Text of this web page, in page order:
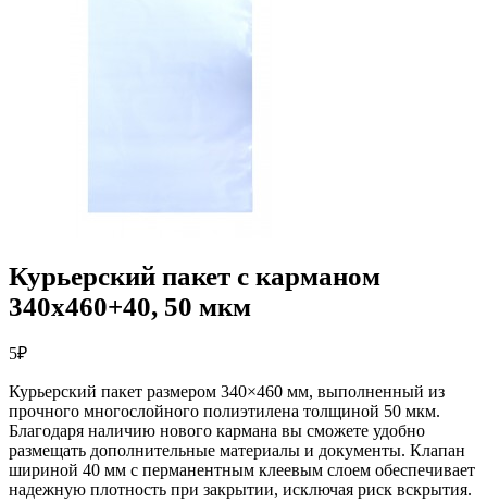
Курьерский пакет с карманом
340х460+40, 50 мкм
5₽
Курьерский пакет размером 340×460 мм, выполненный из
прочного многослойного полиэтилена толщиной 50 мкм.
Благодаря наличию нового кармана вы сможете удобно
размещать дополнительные материалы и документы. Клапан
шириной 40 мм с перманентным клеевым слоем обеспечивает
надежную плотность при закрытии, исключая риск вскрытия.